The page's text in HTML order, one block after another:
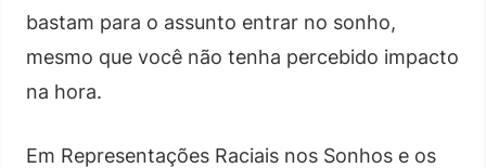
bastam para o assunto entrar no sonho,
mesmo que você não tenha percebido impacto
na hora.
Em Representações Raciais nos Sonhos e os